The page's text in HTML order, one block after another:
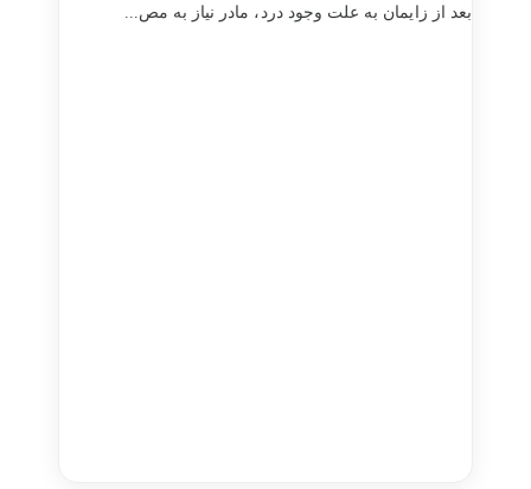
بعد از زایمان به علت وجود درد، مادر نیاز به مص...